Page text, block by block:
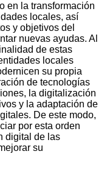
en la transformación
locales, así
y objetivos del
nuevas ayudas. Al
de estas
locales
su propia
de tecnologías
la digitalización
y la adaptación de
De este modo,
por esta orden
digital de las
su